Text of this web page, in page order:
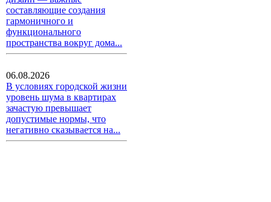
составляющие создания
гармоничного и
функционального
пространства вокруг дома...
06.08.2026
В условиях городской жизни
уровень шума в квартирах
зачастую превышает
допустимые нормы, что
негативно сказывается на...